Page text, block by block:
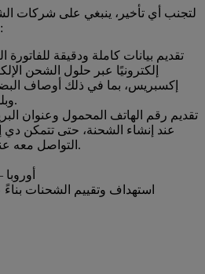
لتجنب أي تأخير، ينبغي على شركات
الجبل الأسود الالتزام بما يلي:
تقديم بيانات كاملة ودقيقة للفاتورة
إلكترونيًا عبر حلول الشحن
إكسبريس، بما في ذلك أوصاف
وبلد المنشأ، وما إلى ذلك.
تقديم رقم الهاتف المحمول وعنوان
عند إنشاء الشحنة، حتى تتمكن
التواصل معه عند الحاجة/إذا لزم الأمر.
استهداف وتقييم الشحنات